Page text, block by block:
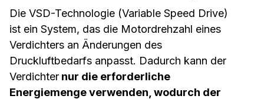
Die VSD-Technologie (Variable Speed Drive)
ist ein System, das die Motordrehzahl eines
Verdichters an Änderungen des
Druckluftbedarfs anpasst. Dadurch kann der
Verdichter nur die erforderliche
Energiemenge verwenden, wodurch der